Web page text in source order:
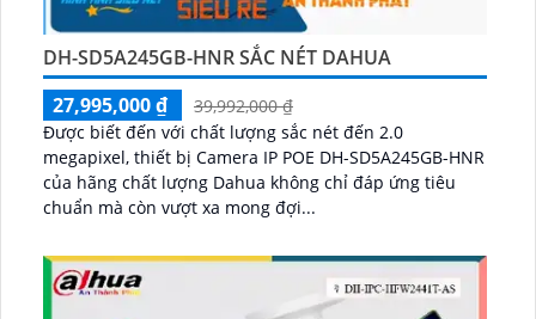
DH-SD5A245GB-HNR SẮC NÉT DAHUA
27,995,000 ₫
39,992,000 ₫
Được biết đến với chất lượng sắc nét đến 2.0
megapixel, thiết bị Camera IP POE DH-SD5A245GB-HNR
của hãng chất lượng Dahua không chỉ đáp ứng tiêu
chuẩn mà còn vượt xa mong đợi...